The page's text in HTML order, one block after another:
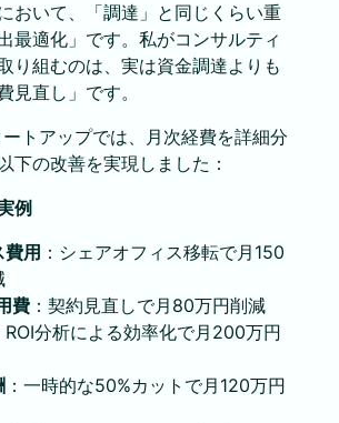
おいて、「調達」と同じくらい重
最適化」です。私がコンサルティ
り組むのは、実は資金調達よりも
見直し」です。
トアップでは、月次経費を詳細分
下の改善を実現しました：
例
用 ：シェアオフィス移転で月150
費：契約見直しで月80万円削減
ROI分析による効率化で月200万円
：一時的な50%カットで月120万円